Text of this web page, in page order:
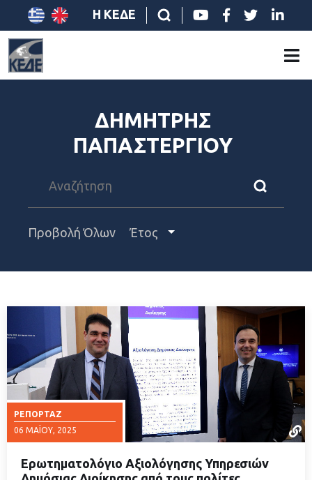
Η ΚΕΔΕ
ΔΗΜΗΤΡΗΣ
ΠΑΠΑΣΤΕΡΓΙΟΥ
Προβολή Όλων Έτος
ΡΕΠΟΡΤΆΖ
06 ΜΑΪ́ΟΥ, 2025
Ερωτηματολόγιο Αξιολόγησης Υπηρεσιών